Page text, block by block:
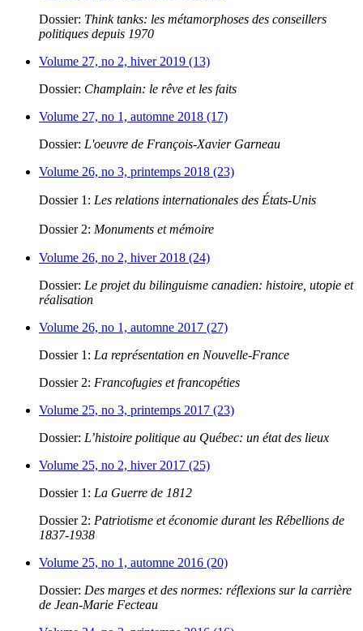
Dossier: Think tanks: les métamorphoses des conseillers
politiques depuis 1970
Volume 27, no 2, hiver 2019 (13)
Dossier: Champlain: le rêve et les faits
Volume 27, no 1, automne 2018 (17)
Dossier: L'oeuvre de François-Xavier Garneau
Volume 26, no 3, printemps 2018 (23)
Dossier 1: Les relations internationales des États-Unis
Dossier 2: Monuments et mémoire
Volume 26, no 2, hiver 2018 (24)
Dossier: Le projet du bilinguisme canadien: histoire, utopie et
réalisation
Volume 26, no 1, automne 2017 (27)
Dossier 1: La représentation en Nouvelle-France
Dossier 2: Francofugies et francopéties
Volume 25, no 3, printemps 2017 (23)
Dossier: L’histoire politique au Québec: un état des lieux
Volume 25, no 2, hiver 2017 (25)
Dossier 1: La Guerre de 1812
Dossier 2: Patriotisme et économie durant les Rébellions de
1837-1938
Volume 25, no 1, automne 2016 (20)
Dossier: Des marges et des normes: réflexions sur la carrière
de Jean-Marie Fecteau